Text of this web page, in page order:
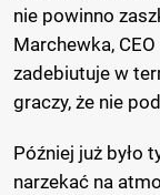
nie powinno
Marchewka,
zadebiutuje w
graczy, że nie
Później już było
narzekać na